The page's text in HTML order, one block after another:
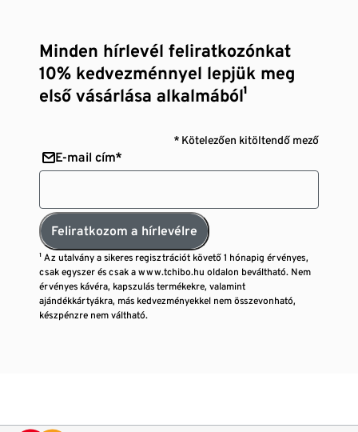
Minden hírlevél feliratkozónkat
10% kedvezménnyel lepjük meg
első vásárlása alkalmából¹
* Kötelezően kitöltendő mező
E-mail cím*
Feliratkozom a hírlevélre
¹ Az utalvány a sikeres regisztrációt követő 1 hónapig érvényes,
csak egyszer és csak a www.tchibo.hu oldalon beváltható. Nem
érvényes kávéra, kapszulás termékekre, valamint
ajándékkártyákra, más kedvezményekkel nem összevonható,
készpénzre nem váltható.